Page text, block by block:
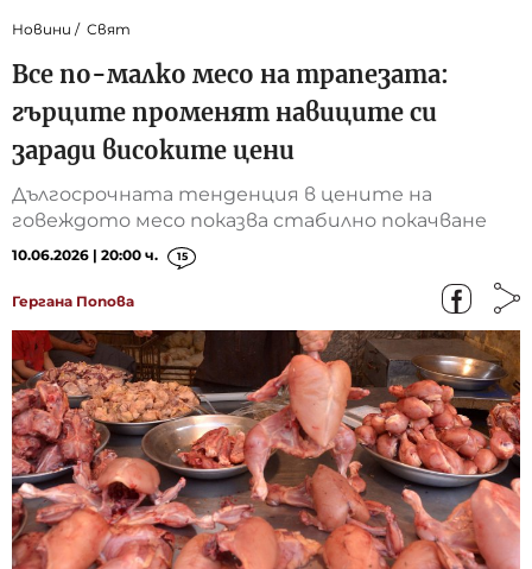
Новини Свят
Все по-малко месо на трапезата:
гърците променят навиците си
заради високите цени
Дългосрочната тенденция в цените на
говеждото месо показва стабилно покачване
10.06.2026 | 20:00 ч. 15
Гергана Попова